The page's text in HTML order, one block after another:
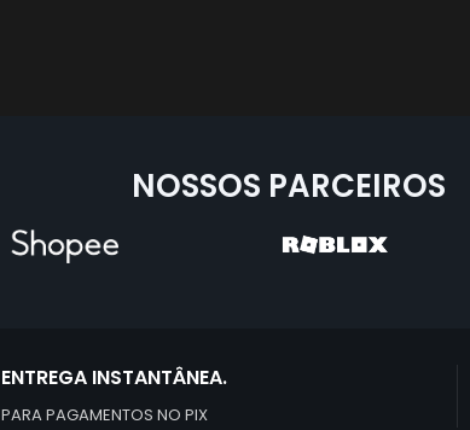
NOSSOS PARCEIROS
ENTREGA INSTANTÂNEA.
PARA PAGAMENTOS NO PIX